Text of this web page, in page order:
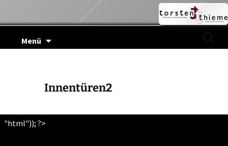
Menü
Inhalt
Innentüren2
"html")); ?>